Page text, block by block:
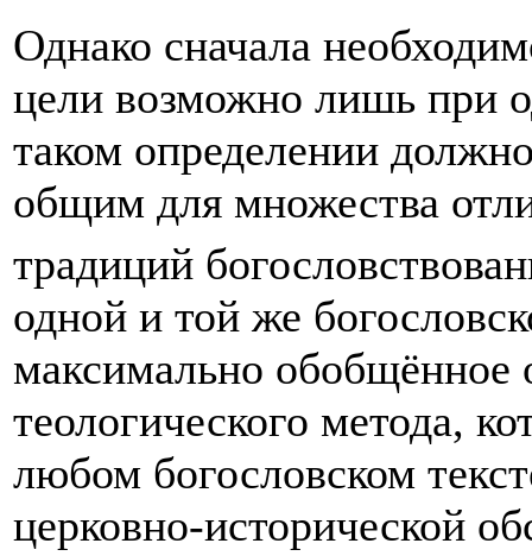
Однако сначала
цели возможно лишь при
таком определении
общим для множества
традиций
одной и той же
максимально обобщённое
теологического метода,
любом богословском
церковно-исторической